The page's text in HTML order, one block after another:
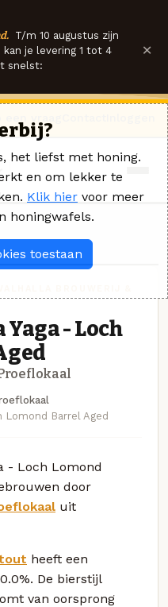
T/m 10 augustus zijn
je levering 1 tot 4
snelst:
×
Yaga - Loch
Lomond Barrel Aged
- Loch Lomond
door
uit
heeft een
De bierstijl
van oorsprong
het liefst met honing.
en om lekker te
Klik hier voor meer
honingwafels.
toestaan